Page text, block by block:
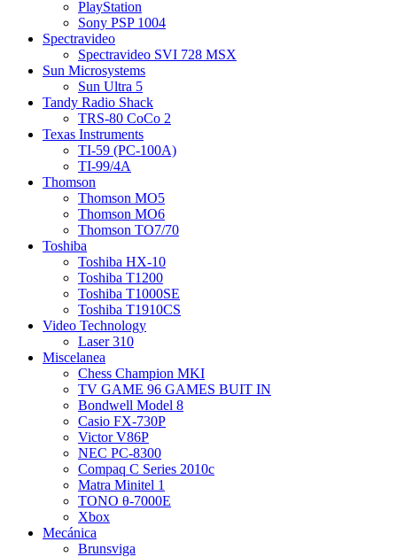
PlayStation
Sony PSP 1004
Spectravideo
Spectravideo SVI 728 MSX
Sun Microsystems
Sun Ultra 5
Tandy Radio Shack
TRS-80 CoCo 2
Texas Instruments
TI-59 (PC-100A)
TI-99/4A
Thomson
Thomson MO5
Thomson MO6
Thomson TO7/70
Toshiba
Toshiba HX-10
Toshiba T1200
Toshiba T1000SE
Toshiba T1910CS
Video Technology
Laser 310
Miscelanea
Chess Champion MKI
TV GAME 96 GAMES BUIT IN
Bondwell Model 8
Casio FX-730P
Victor V86P
NEC PC-8300
Compaq C Series 2010c
Matra Minitel 1
TONO θ-7000E
Xbox
Mecánica
Brunsviga